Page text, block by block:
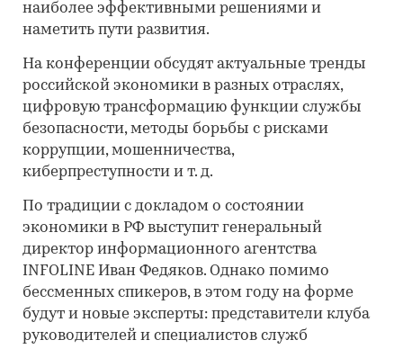
наиболее эффективными решениями и
наметить пути развития.
На конференции обсудят актуальные тренды
российской экономики в разных отраслях,
цифровую трансформацию функции службы
безопасности, методы борьбы с рисками
коррупции, мошенничества,
киберпреступности и т. д.
По традиции с докладом о состоянии
экономики в РФ выступит генеральный
директор информационного агентства
INFOLINE Иван Федяков. Однако помимо
бессменных спикеров, в этом году на форме
будут и новые эксперты: представители клуба
руководителей и специалистов служб